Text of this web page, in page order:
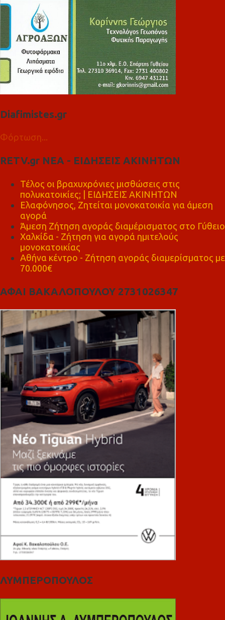
Diafimistes.gr
Φόρτωση...
RETV.gr ΝΕΑ - ΕΙΔΗΣΕΙΣ ΑΚΙΝΗΤΩΝ
Τέλος οι βραχυχρόνιες μισθώσεις στις
πολυκατοικίες; | ΕΙΔΗΣΕΙΣ ΑΚΙΝΗΤΩΝ
Ελαφόνησος, Ζητείται μονοκατοικία για άμεση
αγορά
Άμεση Ζήτηση αγοράς διαμέρισματος στο Γύθειο
Χαλκίδα - Ζήτηση για αγορά ημιτελούς
μονοκατοικίας
Αθήνα κέντρο - Ζήτηση αγοράς διαμερίσματος με
70.000€
ΑΦΑΙ ΒΑΚΑΛΟΠΟΥΛΟΥ 2731026347
ΛΥΜΠΕΡΟΠΟΥΛΟΣ